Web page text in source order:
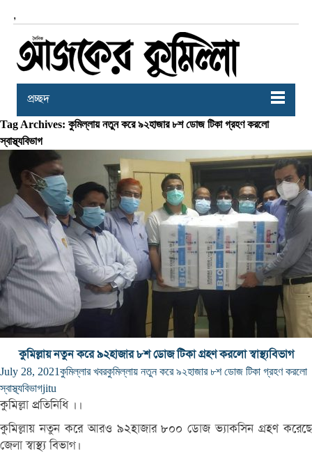
,
প্রচ্ছদ
Tag Archives: কুমিল্লায় নতুন করে ৯২হাজার ৮শ ডোজ টিকা গ্রহণ করলো
স্বাস্থ্যবিভাগ
কুমিল্লায় নতুন করে ৯২হাজার ৮শ ডোজ টিকা গ্রহণ করলো স্বাস্থ্যবিভাগ
July 28, 2021কুমিল্লার খবরকুমিল্লায় নতুন করে ৯২হাজার ৮শ ডোজ টিকা গ্রহণ করলো
স্বাস্থ্যবিভাগjitu
কুমিল্লা প্রতিনিধি ।।
কুমিল্লায় নতুন করে আরও ৯২হাজার ৮০০ ডোজ ভ্যাকসিন গ্রহণ করেছে
জেলা স্বাস্থ্য বিভাগ।